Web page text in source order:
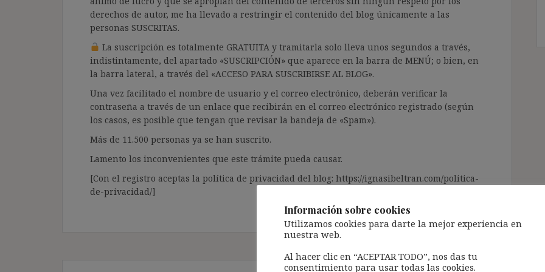
derechos de autor, me ha llevado a restringir el contenido del blog únicamente a las
personas SUSCRITAS.
La suscripción es totalmente GRATUITA y tramitarla solo lleva unos segundos a través,
indistintamente, del apartado «SUSCRIPCIÓN» que aparece en la barra de MENÚ; o bien, en
la barra lateral, a través del «ACCESO PARA SUSCRIBIRSE AL BLOG».
Una vez facilitado el nombre de usuario y el correo electrónico, deberán verificar la
contraseña a través de un enlace que recibirán en el correo electrónico registrado (según
los casos, es posible que tengan que revisar la bandeja de «Spam»).
Más de 11.500 personas ya se han suscrito.
Lamento los inconvenientes que este trámite pueda causar.
[Con el registro aceptas la política de privacidad del blog: https://ignasibeltran.com/politica-
de-privacidad/]
Información sobre cookies
Utilizamos cookies para darte la mejor experiencia en
nuestra web.
Al hacer clic en “ACEPTAR TODO”, nos das tu
consentimiento para usar todas las cookies.